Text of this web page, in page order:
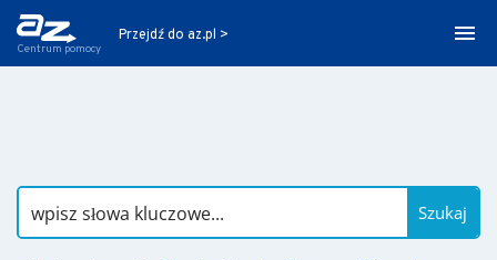
Centrum pomocy
Przejdź do az.pl >
Szukaj